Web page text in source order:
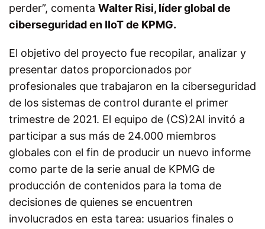
perder”, comenta Walter Risi, líder global de
ciberseguridad en IIoT de KPMG.
El objetivo del proyecto fue recopilar, analizar y
presentar datos proporcionados por
profesionales que trabajaron en la ciberseguridad
de los sistemas de control durante el primer
trimestre de 2021. El equipo de (CS)2AI invitó a
participar a sus más de 24.000 miembros
globales con el fin de producir un nuevo informe
como parte de la serie anual de KPMG de
producción de contenidos para la toma de
decisiones de quienes se encuentren
involucrados en esta tarea: usuarios finales o